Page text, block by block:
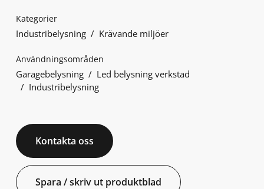
Kategorier
Industribelysning Krävande miljöer
Användningsområden
Garagebelysning
Led belysning verkstad
Industribelysning
Kontakta oss
Spara / skriv ut produktblad